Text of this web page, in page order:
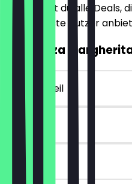
Hier findest du alle Deals,
für NeoTaste Nutzer
2für1 Pizza
~19 € Vorteil
90 Tage